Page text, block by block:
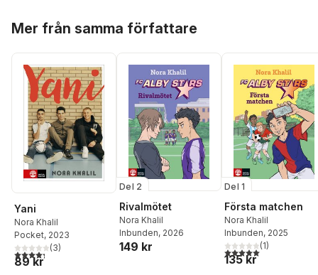
Mer från samma författare
Yani
Nora Khalil
Pocket, 2023
4,3utav 5 stjärnor. Totalt antal röster:
(3)
89 kr
Del 2
Rivalmötet
Nora Khalil
Inbunden, 2026
149 kr
Del 1
Första matchen
Nora Khalil
Inbunden, 2025
5,0utav 5 stjärnor.
(1)
135 kr